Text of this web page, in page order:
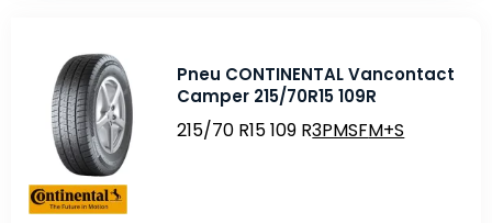
Pneu CONTINENTAL Vancontact
Camper 215/70R15 109R
215/70 R15 109 R3PMSFM+S